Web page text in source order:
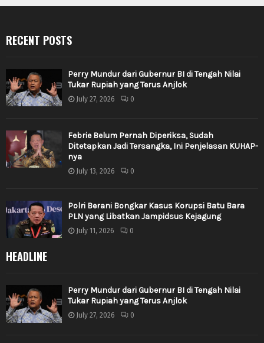
RECENT POSTS
Perry Mundur dari Gubernur BI di Tengah Nilai
Tukar Rupiah yang Terus Anjlok
July 27, 2026 0
Febrie Belum Pernah Diperiksa, Sudah
Ditetapkan Jadi Tersangka, Ini Penjelasan KUHAP-
nya
July 13, 2026 0
Polri Berani Bongkar Kasus Korupsi Batu Bara
PLN yang Libatkan Jampidsus Kejagung
July 11, 2026 0
HEADLINE
Perry Mundur dari Gubernur BI di Tengah Nilai
Tukar Rupiah yang Terus Anjlok
July 27, 2026 0